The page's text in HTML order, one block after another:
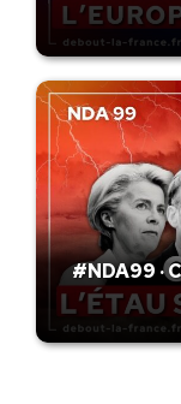
#NDA99 ·